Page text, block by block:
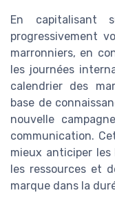
En capitalisant
progressivement
marronniers, en
les journées
calendrier des
base de
nouvelle
communication.
mieux anticiper les
les ressources et
marque dans la